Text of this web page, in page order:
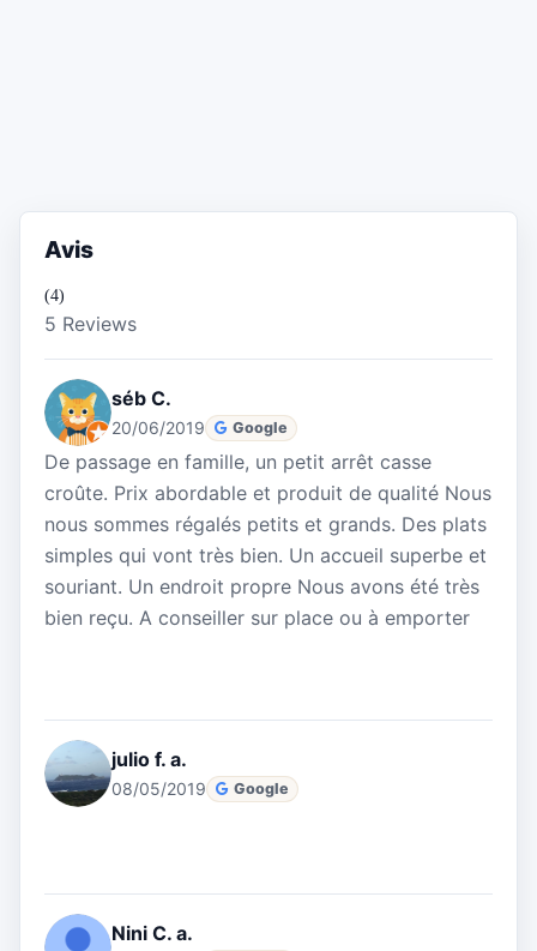
Avis
(4)
5 Reviews
séb C.
20/06/2019 Google
De passage en famille, un petit arrêt casse
croûte. Prix abordable et produit de qualité Nous
nous sommes régalés petits et grands. Des plats
simples qui vont très bien. Un accueil superbe et
souriant. Un endroit propre Nous avons été très
bien reçu. A conseiller sur place ou à emporter
julio f. a.
08/05/2019 Google
Nini C. a.